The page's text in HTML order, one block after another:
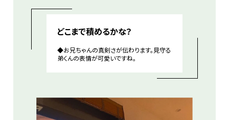
どこまで積めるかな？
◆お兄ちゃんの真剣さが伝わります。見守る
弟くんの表情が可愛いですね。